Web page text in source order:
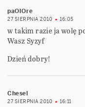
paOlOre
27 SIERPNIA 2010 16:05
w takim razie ja wolę
Wasz Syzyf
Dzień dobry!
Chesel
27 SIERPNIA 2010 16:11